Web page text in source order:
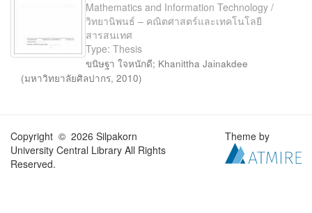
Mathematics and Information Technology /
วิทยานิพนธ์ – คณิตศาสตร์และเทคโนโลยี
สารสนเทศ
Type: Thesis
ขนิษฐา ใจหนักดี; Khanittha Jainakdee
(มหาวิทยาลัยศิลปากร, 2010)
Copyright © 2026 Silpakorn
University Central Library All Rights
Reserved.
Theme by